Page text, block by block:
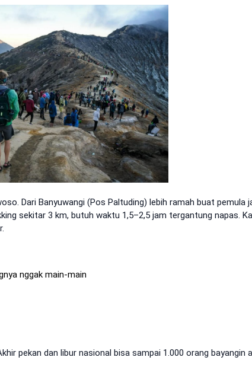
Dari Banyuwangi (Pos Paltuding) lebih ramah buat pemula
sekitar 3 km, butuh waktu 1,5–2,5 jam tergantung napas.
nggak main-main
pekan dan libur nasional bisa sampai 1.000 orang bayangin